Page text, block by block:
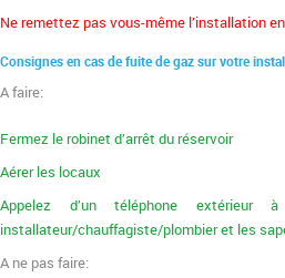
Ne remettez pas vous-même l’installation
Consignes en cas de fuite de gaz sur votre
A faire:
Fermez le robinet d’arrêt du réservoir
Aérer les locaux
Appelez d’un téléphone extérieur
installateur/chauffagiste/plombier et les
A ne pas faire: